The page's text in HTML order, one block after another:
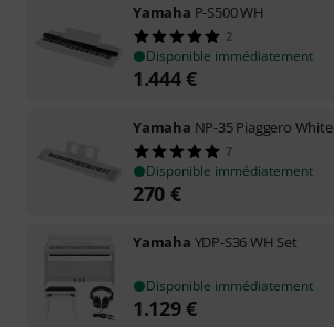
Yamaha P-S500 WH
2
Disponible immédiatement
1.444€
Yamaha NP-35 Piaggero White
7
Disponible immédiatement
270 €
Yamaha YDP-S36 WH Set
Disponible immédiatement
1.129€